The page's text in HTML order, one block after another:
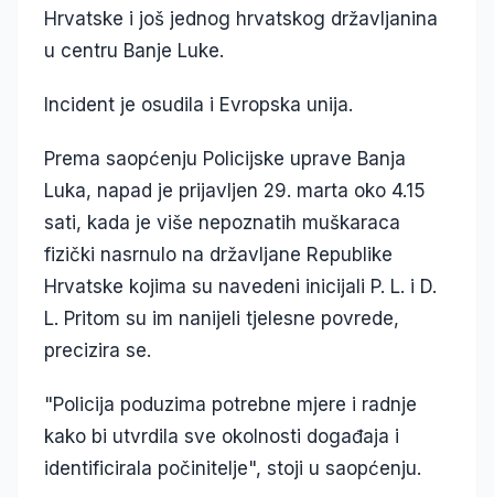
Hrvatske i još jednog hrvatskog državljanina
u centru Banje Luke.
Incident je osudila i Evropska unija.
Prema saopćenju Policijske uprave Banja
Luka, napad je prijavljen 29. marta oko 4.15
sati, kada je više nepoznatih muškaraca
fizički nasrnulo na državljane Republike
Hrvatske kojima su navedeni inicijali P. L. i D.
L. Pritom su im nanijeli tjelesne povrede,
precizira se.
"Policija poduzima potrebne mjere i radnje
kako bi utvrdila sve okolnosti događaja i
identificirala počinitelje", stoji u saopćenju.